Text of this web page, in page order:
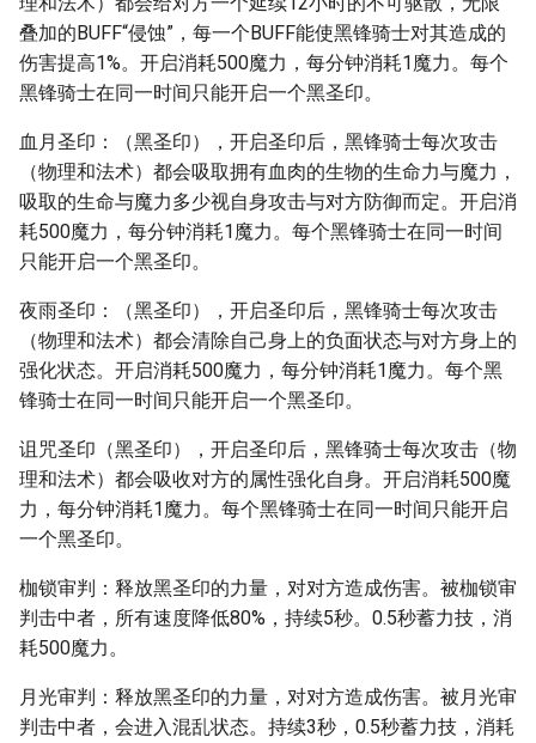
叠加的BUFF“侵蚀”，每一个BUFF能使黑锋骑士对其造成的
伤害提高1%。开启消耗500魔力，每分钟消耗1魔力。每个
黑锋骑士在同一时间只能开启一个黑圣印。
血月圣印：（黑圣印），开启圣印后，黑锋骑士每次攻击
（物理和法术）都会吸取拥有血肉的生物的生命力与魔力，
吸取的生命与魔力多少视自身攻击与对方防御而定。开启消
耗500魔力，每分钟消耗1魔力。每个黑锋骑士在同一时间
只能开启一个黑圣印。
夜雨圣印：（黑圣印），开启圣印后，黑锋骑士每次攻击
（物理和法术）都会清除自己身上的负面状态与对方身上的
强化状态。开启消耗500魔力，每分钟消耗1魔力。每个黑
锋骑士在同一时间只能开启一个黑圣印。
诅咒圣印（黑圣印），开启圣印后，黑锋骑士每次攻击（物
理和法术）都会吸收对方的属性强化自身。开启消耗500魔
力，每分钟消耗1魔力。每个黑锋骑士在同一时间只能开启
一个黑圣印。
枷锁审判：释放黑圣印的力量，对对方造成伤害。被枷锁审
判击中者，所有速度降低80%，持续5秒。0.5秒蓄力技，消
耗500魔力。
月光审判：释放黑圣印的力量，对对方造成伤害。被月光审
判击中者，会进入混乱状态。持续3秒，0.5秒蓄力技，消耗